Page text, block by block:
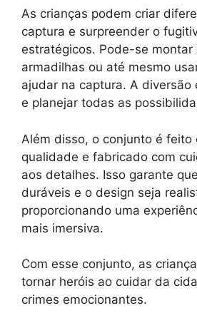
As crianças podem criar
captura e surpreender o
estratégicos. Pode-se montar
armadilhas ou até mesmo
ajudar na captura. A diversão
e planejar todas as
Além disso, o conjunto é feito
qualidade e fabricado com
aos detalhes. Isso garante
duráveis ​​e o design seja
proporcionando uma
mais imersiva.
Com esse conjunto, as
tornar heróis ao cuidar da
crimes emocionantes.